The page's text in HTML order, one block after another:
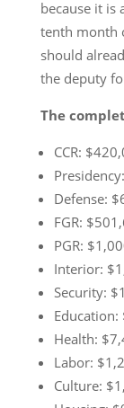
because it is
tenth month
should
the deputy
The
CCR:
Defense:
FGR:
PGR:
Interior:
Security:
Education:
Health:
Labor:
Culture: